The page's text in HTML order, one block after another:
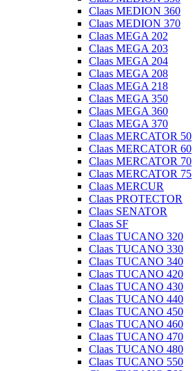
Claas MEDION 360
Claas MEDION 370
Claas MEGA 202
Claas MEGA 203
Claas MEGA 204
Claas MEGA 208
Claas MEGA 218
Claas MEGA 350
Claas MEGA 360
Claas MEGA 370
Claas MERCATOR 50
Claas MERCATOR 60
Claas MERCATOR 70
Claas MERCATOR 75
Claas MERCUR
Claas PROTECTOR
Claas SENATOR
Claas SF
Claas TUCANO 320
Claas TUCANO 330
Claas TUCANO 340
Claas TUCANO 420
Claas TUCANO 430
Claas TUCANO 440
Claas TUCANO 450
Claas TUCANO 460
Claas TUCANO 470
Claas TUCANO 480
Claas TUCANO 550